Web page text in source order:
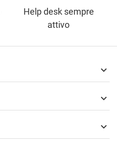
Help desk sempre
attivo


